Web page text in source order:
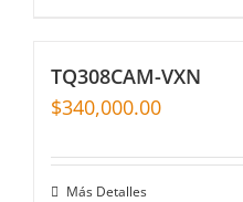
TQ308CAM-VXN
$340,000.00
Más Detalles